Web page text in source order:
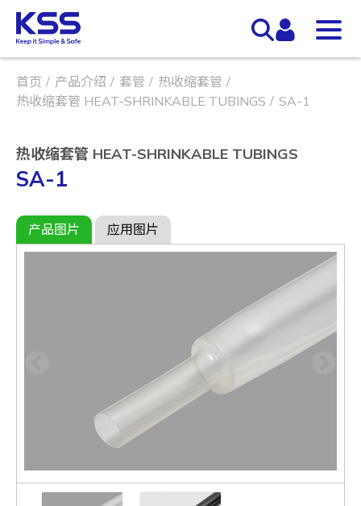
首页 产品介绍 套管
热收缩套管
热收缩套管 HEAT-SHRINKABLE TUBINGS
SA-1
热收缩套管 HEAT-SHRINKABLE TUBINGS
SA-1
产品图片 应用图片